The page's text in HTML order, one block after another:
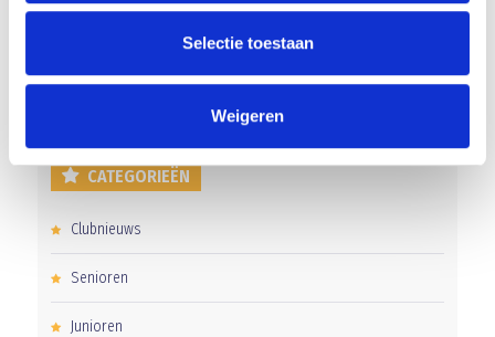
Selectie toestaan
Weigeren
CATEGORIEËN
Clubnieuws
Senioren
Junioren